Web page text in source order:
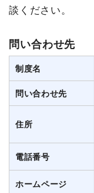
談ください。
問い合わせ先
制度名
問い合わせ先
住所
電話番号
ホームページ